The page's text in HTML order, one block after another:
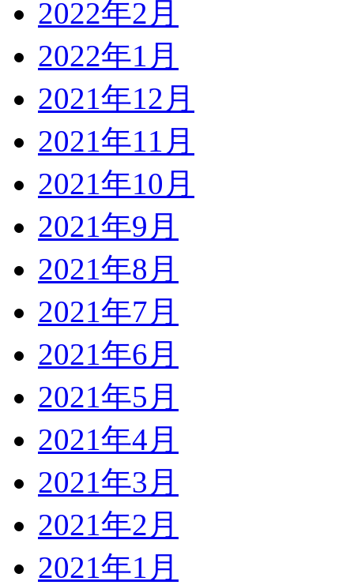
2022年2月
2022年1月
2021年12月
2021年11月
2021年10月
2021年9月
2021年8月
2021年7月
2021年6月
2021年5月
2021年4月
2021年3月
2021年2月
2021年1月